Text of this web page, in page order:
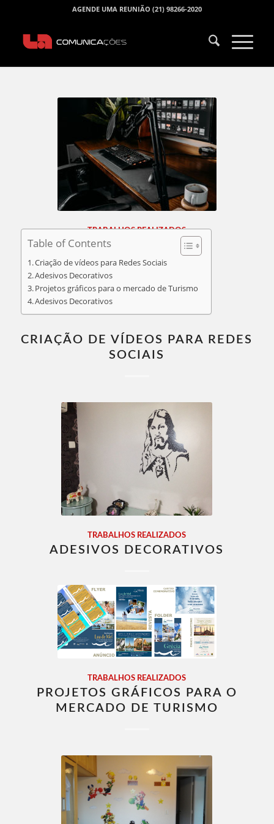
AGENDE UMA REUNIÃO (21) 98266-2020
TRABALHOS REALIZADOS
Table of Contents
Criação de vídeos para Redes Sociais
Adesivos Decorativos
Projetos gráficos para o mercado de Turismo
Adesivos Decorativos
CRIAÇÃO DE VÍDEOS PARA REDES
SOCIAIS
TRABALHOS REALIZADOS
ADESIVOS DECORATIVOS
TRABALHOS REALIZADOS
PROJETOS GRÁFICOS PARA O
MERCADO DE TURISMO